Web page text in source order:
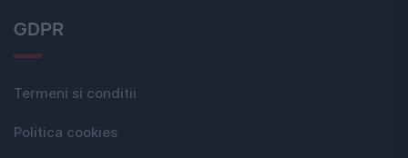
GDPR
Termeni si conditii
Politica cookies